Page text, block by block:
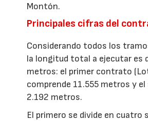
Montón.
Principales cifras del
Considerando todos los
la longitud total a ejecutar es
metros: el primer contrato
comprende 11.555 metros y el
2.192 metros.
El primero se divide en cuatro